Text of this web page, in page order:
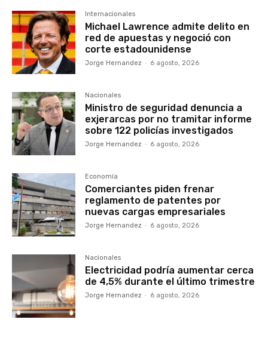
Internacionales
Michael Lawrence admite delito en
red de apuestas y negoció con
corte estadounidense
Jorge Hernandez - 6 agosto, 2026
Nacionales
Ministro de seguridad denuncia a
exjerarcas por no tramitar informe
sobre 122 policías investigados
Jorge Hernandez - 6 agosto, 2026
Economía
Comerciantes piden frenar
reglamento de patentes por
nuevas cargas empresariales
Jorge Hernandez - 6 agosto, 2026
Nacionales
Electricidad podría aumentar cerca
de 4,5% durante el último trimestre
Jorge Hernandez - 6 agosto, 2026